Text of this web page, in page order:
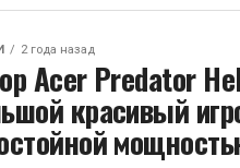
2 года назад
Acer Predator
красивый